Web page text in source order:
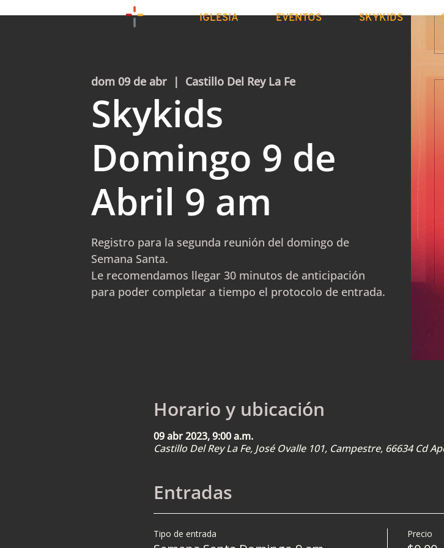
IGLESIA EVENTOS SKYKIDS
dom 09 de abr
  |
Castillo Del Rey La Fe
Skykids
Domingo 9 de
Abril 9 am
Registro para la segunda reunión del domingo de
Semana Santa.
Le recomendamos llegar 30 minutos de anticipación
para poder completar a tiempo el protocolo de entrada.
Horario y ubicación
09 abr 2023, 9:00 a.m.
Castillo Del Rey La Fe, José Ovalle 101, Campestre, 66634 Cd
Entradas
Tipo de entrada Precio